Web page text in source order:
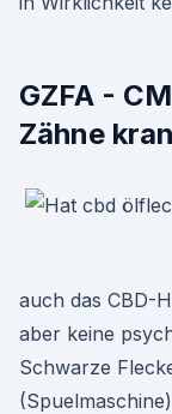
GZFA -
Zähne
auch das CBD-
aber keine
Schwarze